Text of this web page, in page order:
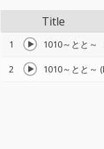
Title
1 1010～とと～
2
1010～とと～